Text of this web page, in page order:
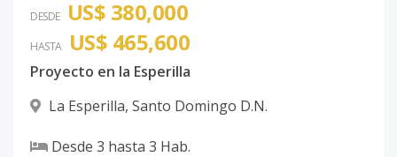
DESDE US$ 380,000
HASTA US$ 465,600
Proyecto en la Esperilla
La Esperilla, Santo Domingo D.N.
Desde 3 hasta 3 Hab.